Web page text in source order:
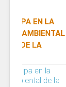
El 25 de
articuló un
local,